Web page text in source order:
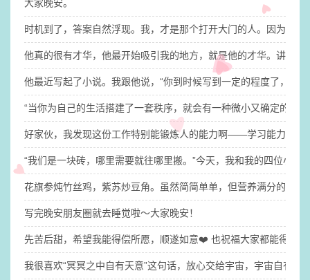
大家晚安。
时机到了，答案自然浮现。我，才是那个打开大门的人。因为钥匙
他真的很有才华，他最开始吸引我的地方，就是他的才华。讲真
他最近写起了小说。​我跟他说，“你到时候写到一定的程度了，你
“当你为自己的生活搭建了一套秩序，就会有一种微小又确定的稳
好家伙，我发现这份工作特别能锻炼人的能力啊——学习能力、适
“我们是一块砖，哪里需要就往哪里搬。”​今天，我和我的四位小
花旗参炖竹丝鸡，紫苏炒豆角。虽然简简单单，但营养满分的晚餐
写完晚安朋友圈就去睡觉啦～​大家晚安！
先苦后甜，希望我能得偿所愿，顺遂如意❤️ 也祝福大家都能得偿
我很喜欢“冥冥之中自有天意”这句话，放心交给宇宙，宇宙自有安